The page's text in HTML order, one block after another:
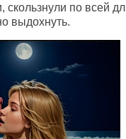
скользнули по всей
выдохнуть.